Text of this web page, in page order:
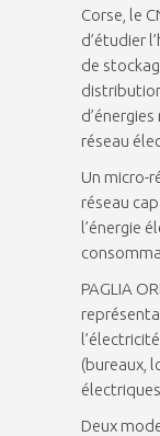
Corse, le
d’étudier
de
réseau
Un micro-
réseau
l’énergie
PAGLIA
(bureaux,
Deux